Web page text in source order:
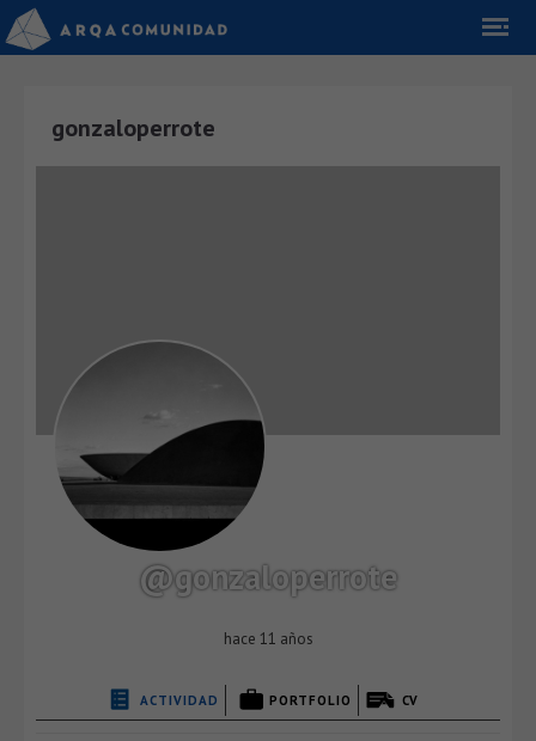
gonzaloperrote
@gonzaloperrote
hace 11 años
ACTIVIDAD PORTFOLIO CV